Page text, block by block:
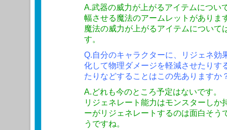
A.武器の威力が上がるアイテムについ
幅させる魔法のアームレットがありま
魔法の威力が上がるアイテムについて
す。
Q.自分のキャラクターに、リジェネ効
化して物理ダメージを軽減させたりす
たりなどすることはこの先ありますか
A.どれも今のところ予定はないです。
リジェネレート能力はモンスターしか
ーがリジェネレートするのは面白そう
うですね。